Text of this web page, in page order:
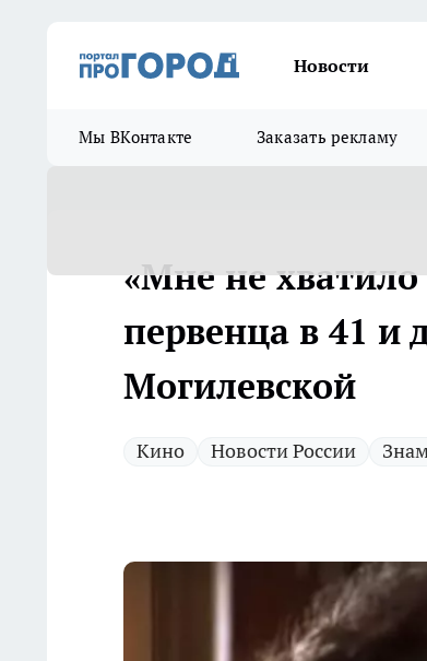
Новости
Мы ВКонтакте Заказать рекламу
«Мне не
первенца в 41
Могилевской
Кино Новости России